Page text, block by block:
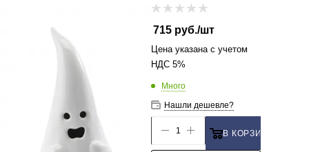
715руб./шт
Цена указана с учетом
НДС 5%
Много
Нашли дешевле?
В КОРЗИНУ